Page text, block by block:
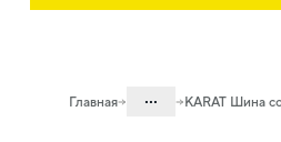
Главная ... KARAT Шина